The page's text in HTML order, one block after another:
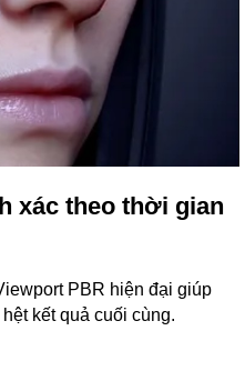
xác theo thời gian
PBR hiện đại giúp
kết quả cuối cùng.